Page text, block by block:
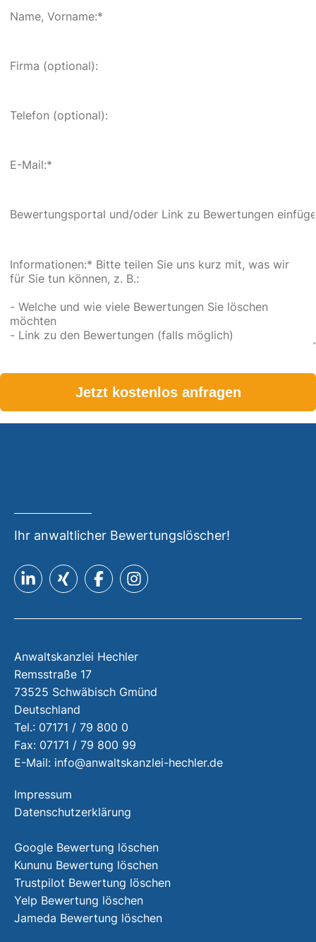
Please leave this field empty.
Ihr anwaltlicher Bewertungslöscher!
Anwaltskanzlei Hechler
Remsstraße 17
73525 Schwäbisch Gmünd
Deutschland
Tel.: 07171 / 79 800 0
Fax: 07171 / 79 800 99
E-Mail: info@anwaltskanzlei-hechler.de
Impressum
Datenschutzerklärung
Google Bewertung löschen
Kununu Bewertung löschen
Trustpilot Bewertung löschen
Yelp Bewertung löschen
Jameda Bewertung löschen